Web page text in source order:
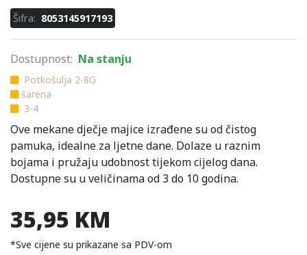
Šifra: 8053145917193
Dostupnost: Na stanju
Potkošulja 2-8G
šarena
3-4
Ove mekane dječje majice izrađene su od čistog
pamuka, idealne za ljetne dane. Dolaze u raznim
bojama i pružaju udobnost tijekom cijelog dana.
Dostupne su u veličinama od 3 do 10 godina.
35,95 KM
*Sve cijene su prikazane sa PDV-om